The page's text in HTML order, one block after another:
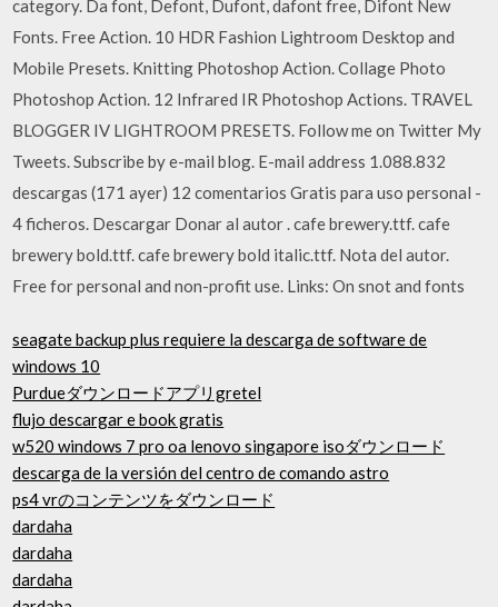
category. Da font, Defont, Dufont, dafont free, Difont New
Fonts. Free Action. 10 HDR Fashion Lightroom Desktop and
Mobile Presets. Knitting Photoshop Action. Collage Photo
Photoshop Action. 12 Infrared IR Photoshop Actions. TRAVEL
BLOGGER IV LIGHTROOM PRESETS. Follow me on Twitter My
Tweets. Subscribe by e-mail blog. E-mail address 1.088.832
descargas (171 ayer) 12 comentarios Gratis para uso personal -
4 ficheros. Descargar Donar al autor . cafe brewery.ttf. cafe
brewery bold.ttf. cafe brewery bold italic.ttf. Nota del autor.
Free for personal and non-profit use. Links: On snot and fonts
seagate backup plus requiere la descarga de software de
windows 10
Purdueダウンロードアプリgretel
flujo descargar e book gratis
w520 windows 7 pro oa lenovo singapore isoダウンロード
descarga de la versión del centro de comando astro
ps4 vrのコンテンツをダウンロード
dardaha
dardaha
dardaha